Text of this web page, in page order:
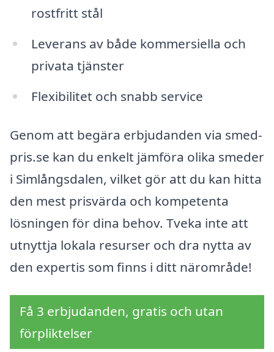
rostfritt stål
Leverans av både kommersiella och
privata tjänster
Flexibilitet och snabb service
Genom att begära erbjudanden via smed-
pris.se kan du enkelt jämföra olika smeder
i Simlångsdalen, vilket gör att du kan hitta
den mest prisvärda och kompetenta
lösningen för dina behov. Tveka inte att
utnyttja lokala resurser och dra nytta av
den expertis som finns i ditt närområde!
Få 3 erbjudanden, gratis och utan
förpliktelser